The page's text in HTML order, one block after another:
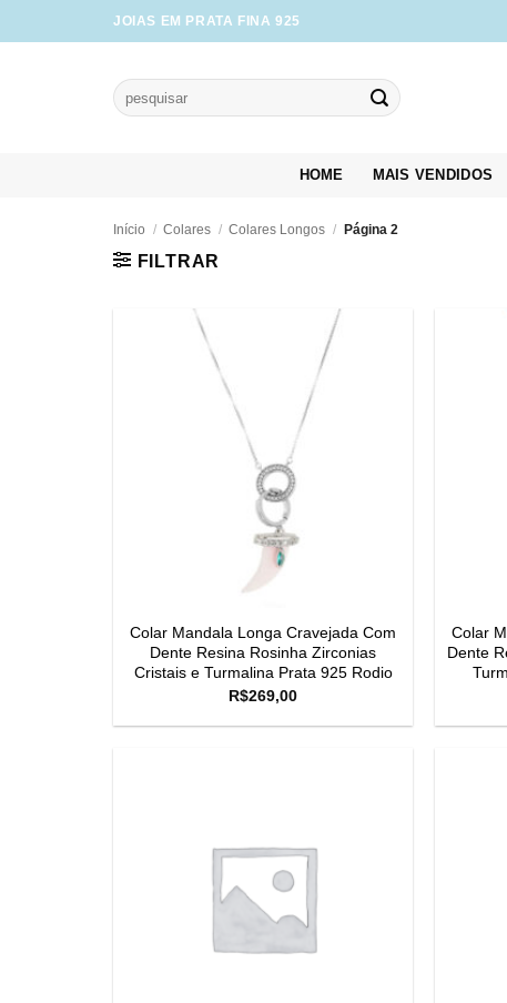
to
JOIAS EM PRATA FINA 925
Pesquisar
por:
HOME MAIS VENDIDOS
Início / Colares / Colares Longos / Página 2
FILTRAR
Colar Mandala Longa Cravejada Com
Dente Resina Rosinha Zirconias
Cristais e Turmalina Prata 925 Rodio
R$269,00
Colar
Dente